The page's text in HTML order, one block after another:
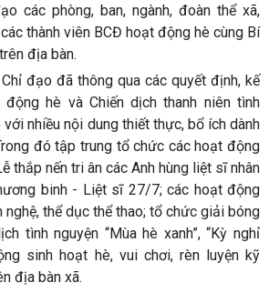
các phòng, ban, ngành, đoàn thể xã,
thành viên BCĐ hoạt động hè cùng Bí
địa bàn.
đạo đã thông qua các quyết định, kế
hè và Chiến dịch thanh niên tình
nhiều nội dung thiết thực, bổ ích dành
đó tập trung tổ chức các hoạt động
thắp nến tri ân các Anh hùng liệt sĩ nhân
binh - Liệt sĩ 27/7; các hoạt động
nghệ, thể dục thể thao; tổ chức giải bóng
tình nguyện “Mùa hè xanh”, “Kỳ nghỉ
sinh hoạt hè, vui chơi, rèn luyện kỹ
địa bàn xã.